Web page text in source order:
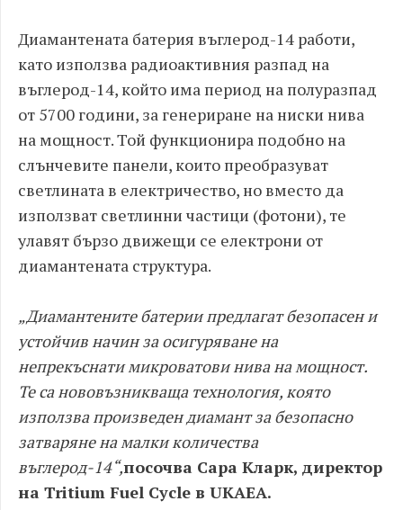
Диамантената батерия въглерод-14 работи,
като използва радиоактивния разпад на
въглерод-14, който има период на полуразпад
от 5700 години, за генериране на ниски нива
на мощност. Той функционира подобно на
слънчевите панели, които преобразуват
светлината в електричество, но вместо да
използват светлинни частици (фотони), те
улавят бързо движещи се електрони от
диамантената структура.
„Диамантените батерии предлагат безопасен и
устойчив начин за осигуряване на
непрекъснати микроватови нива на мощност.
Те са нововъзникваща технология, която
използва произведен диамант за безопасно
затваряне на малки количества
въглерод-14“,посочва Сара Кларк, директор
на Tritium Fuel Cycle в UKAEA.